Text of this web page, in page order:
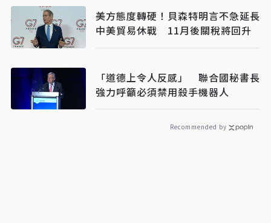
美方態度轉硬！貝森特明言不急延長
中美貿易休戰 11月後關稅將回升
「道德上令人反感」 聯合國秘書長
強力呼籲必須禁用殺手機器人
Recommended by